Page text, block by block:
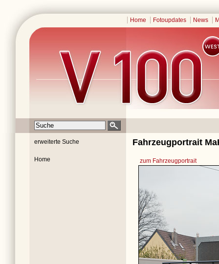
Home Fotoupdates News
erweiterte Suche
Home
Fahrzeugportrait
zum Fahrzeugportrait